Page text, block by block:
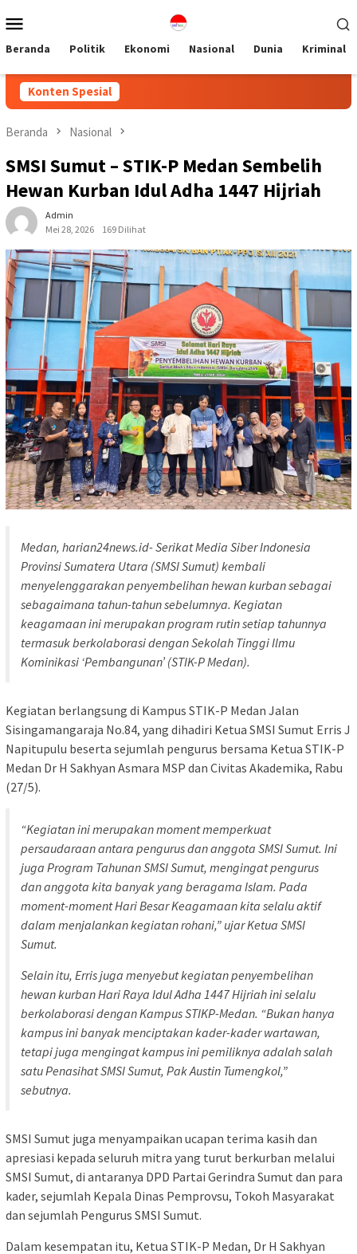
ke
Mobile
Beranda Politik Ekonomi Nasional Dunia Kriminal
Konten Spesial
Beranda Nasional
SMSI Sumut – STIK-P Medan Sembelih
Hewan Kurban Idul Adha 1447 Hijriah
Admin
Mei 28, 2026
169 Dilihat
Medan, harian24news.id- Serikat Media Siber Indonesia
Provinsi Sumatera Utara (SMSI Sumut) kembali
menyelenggarakan penyembelihan hewan kurban sebagai
sebagaimana tahun-tahun sebelumnya. Kegiatan
keagamaan ini merupakan program rutin setiap tahunnya
termasuk berkolaborasi dengan Sekolah Tinggi Ilmu
Kominikasi ‘Pembangunan’ (STIK-P Medan).
Kegiatan berlangsung di Kampus STIK-P Medan Jalan
Sisingamangaraja No.84, yang dihadiri Ketua SMSI Sumut Erris J
Napitupulu beserta sejumlah pengurus bersama Ketua STIK-P
Medan Dr H Sakhyan Asmara MSP dan Civitas Akademika, Rabu
(27/5).
“Kegiatan ini merupakan moment memperkuat
persaudaraan antara pengurus dan anggota SMSI Sumut. Ini
juga Program Tahunan SMSI Sumut, mengingat pengurus
dan anggota kita banyak yang beragama Islam. Pada
moment-moment Hari Besar Keagamaan kita selalu aktif
dalam menjalankan kegiatan rohani,” ujar Ketua SMSI
Sumut.
Selain itu, Erris juga menyebut kegiatan penyembelihan
hewan kurban Hari Raya Idul Adha 1447 Hijriah ini selalu
berkolaborasi dengan Kampus STIKP-Medan. “Bukan hanya
kampus ini banyak menciptakan kader-kader wartawan,
tetapi juga mengingat kampus ini pemiliknya adalah salah
satu Penasihat SMSI Sumut, Pak Austin Tumengkol,”
sebutnya.
SMSI Sumut juga menyampaikan ucapan terima kasih dan
apresiasi kepada seluruh mitra yang turut berkurban melalui
SMSI Sumut, di antaranya DPD Partai Gerindra Sumut dan para
kader, sejumlah Kepala Dinas Pemprovsu, Tokoh Masyarakat
dan sejumlah Pengurus SMSI Sumut.
Dalam kesempatan itu, Ketua STIK-P Medan, Dr H Sakhyan